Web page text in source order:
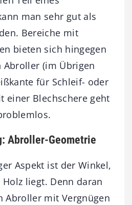
man sehr gut als
Bereiche mit
bieten sich hingegen
Abroller (im Übrigen
für Schleif- oder
einer Blechschere geht
Abroller-Geometrie
Aspekt ist der Winkel,
liegt. Denn daran
Abroller mit Vergnügen